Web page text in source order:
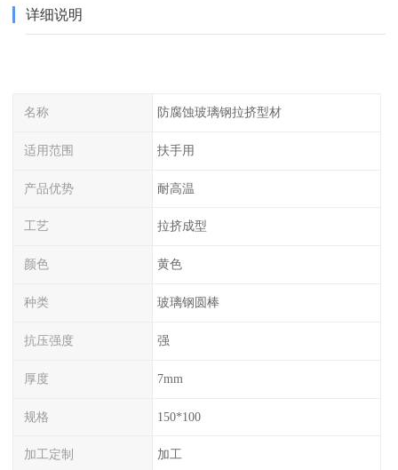
详细说明
名称 防腐蚀玻璃钢拉挤型材
适用范围 扶手用
产品优势 耐高温
工艺 拉挤成型
颜色 黄色
种类 玻璃钢圆棒
抗压强度 强
厚度 7mm
规格 150*100
加工定制 加工